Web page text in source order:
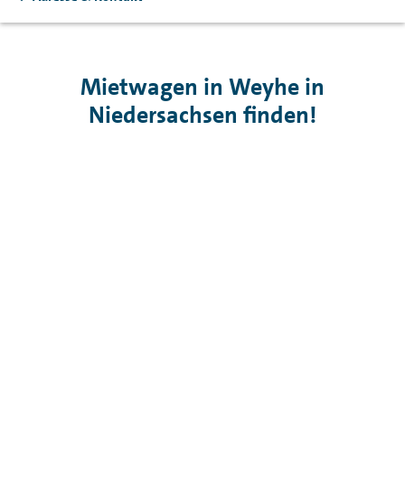
Mietwagen in Weyhe in
Niedersachsen finden!